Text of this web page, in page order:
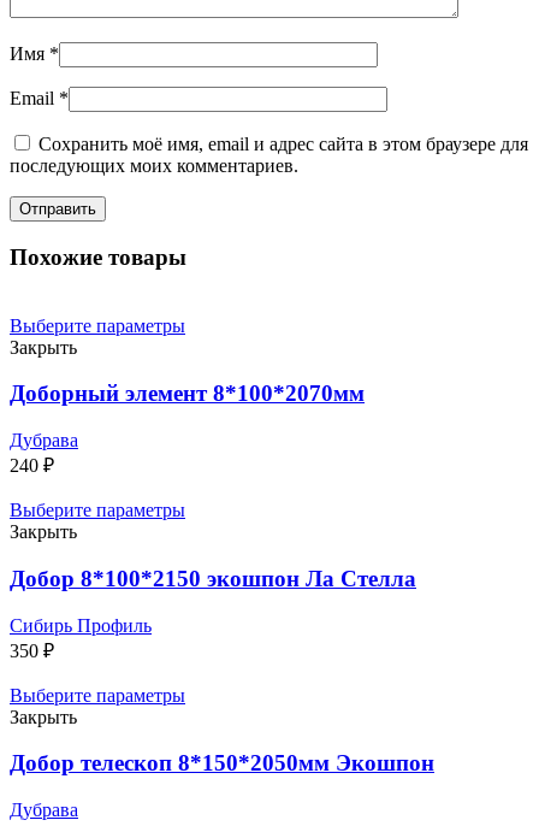
Имя *
Email *
Сохранить моё имя, email и адрес сайта в этом браузере для
последующих моих комментариев.
Похожие товары
Выберите параметры
Закрыть
Доборный элемент 8*100*2070мм
Дубрава
240 ₽
Выберите параметры
Закрыть
Добор 8*100*2150 экошпон Ла Стелла
Сибирь Профиль
350 ₽
Выберите параметры
Закрыть
Добор телескоп 8*150*2050мм Экошпон
Дубрава